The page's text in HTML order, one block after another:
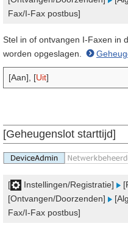
Fax/I-Fax postbus]
Stel in of ontvangen I-Faxen in
worden opgeslagen.
[Aan], [Uit]
[Geheugenslot starttijd]
[ Instellingen/Registratie]
[Ontvangen/Doorzenden]
Fax/I-Fax postbus]